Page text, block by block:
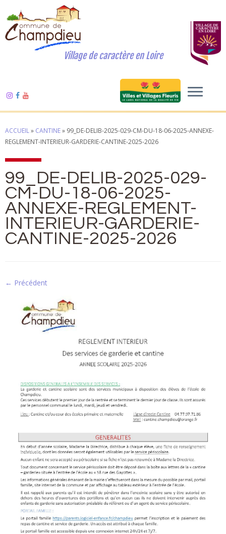
Village de caractère en Loire
ACCUEIL» CANTINE» 99_DE-DELIB-2025-029-CM-DU-18-06-2025-ANNEXE-
REGLEMENT-INTERIEUR-GARDERIE-CANTINE-2025-2026
99_DE-DELIB-2025-029-
CM-DU-18-06-2025-
ANNEXE-REGLEMENT-
INTERIEUR-GARDERIE-
CANTINE-2025-2026
← Précédent